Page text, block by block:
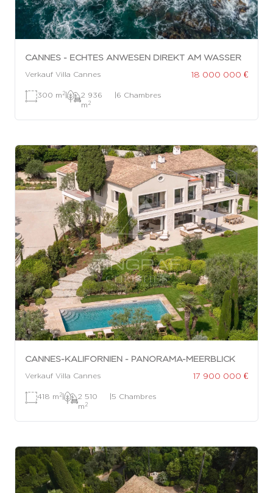
CANNES - ECHTES ANWESEN DIREKT AM WASSER
Verkauf Villa Cannes 18 000 000 €
300 m 2|
2 936
m 2
|6 Chambres
CANNES-KALIFORNIEN - PANORAMA-MEERBLICK
Verkauf Villa Cannes 17 900 000 €
418 m 2|
2 510
m 2
|5 Chambres